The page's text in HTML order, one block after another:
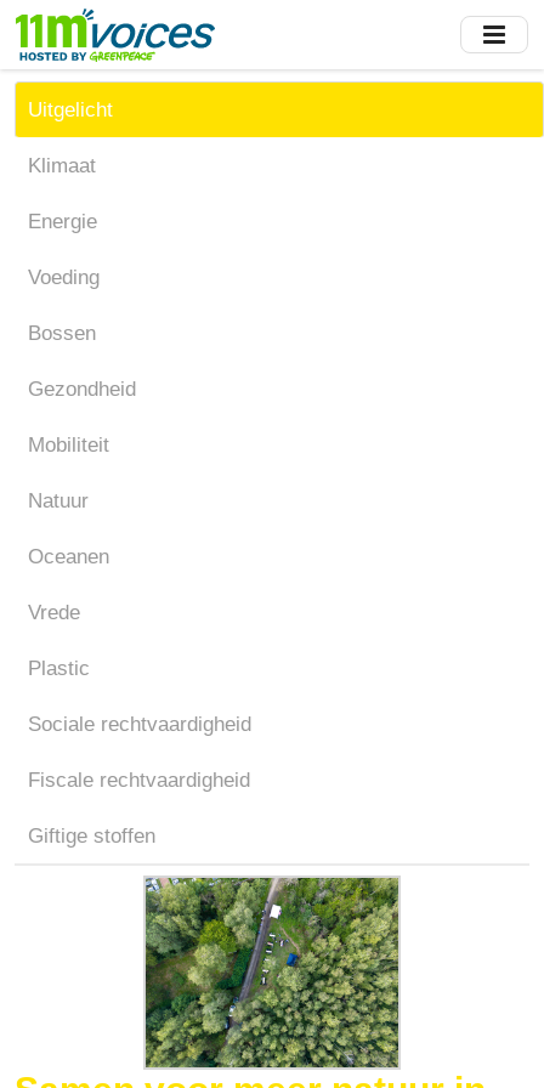
Skip
main
content
Uitgelicht
Klimaat
Energie
Voeding
Bossen
Gezondheid
Mobiliteit
Natuur
Oceanen
Vrede
Plastic
Sociale rechtvaardigheid
Fiscale rechtvaardigheid
Giftige stoffen